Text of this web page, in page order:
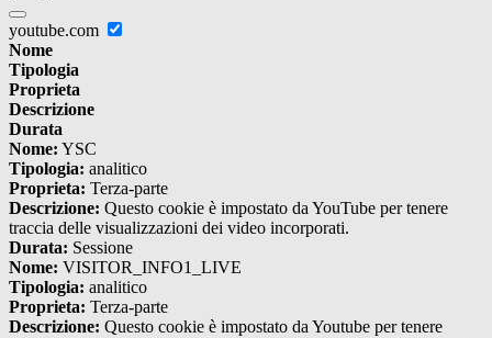
youtube.com
Nome
Tipologia
Proprieta
Descrizione
Durata
Nome: YSC
Tipologia: analitico
Proprieta: Terza-parte
Descrizione: Questo cookie è impostato da YouTube per tenere
traccia delle visualizzazioni dei video incorporati.
Durata: Sessione
Nome: VISITOR_INFO1_LIVE
Tipologia: analitico
Proprieta: Terza-parte
Descrizione: Questo cookie è impostato da Youtube per tenere